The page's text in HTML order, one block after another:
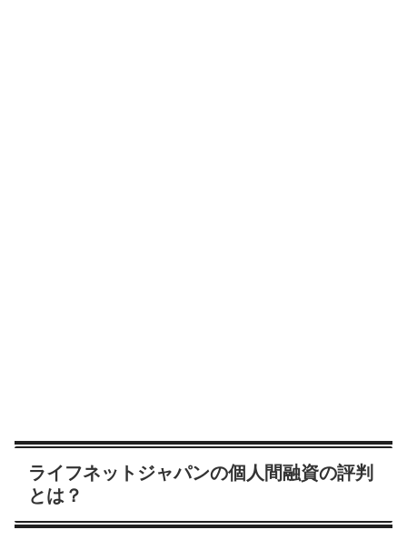
ライフネットジャパンの個人間融資の評判
とは？